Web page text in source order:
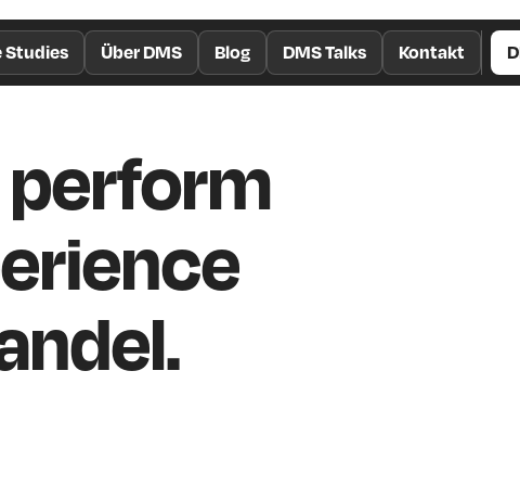
Studies Über DMS Blog DMS Talks Kontakt
perform